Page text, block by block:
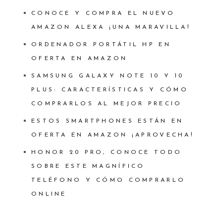
CONOCE Y COMPRA EL NUEVO
AMAZON ALEXA ¡UNA MARAVILLA!
ORDENADOR PORTÁTIL HP EN
OFERTA EN AMAZON
SAMSUNG GALAXY NOTE 10 Y 10
PLUS: CARACTERÍSTICAS Y CÓMO
COMPRARLOS AL MEJOR PRECIO
ESTOS SMARTPHONES ESTÁN EN
OFERTA EN AMAZON ¡APROVECHA!
HONOR 20 PRO, CONOCE TODO
SOBRE ESTE MAGNÍFICO
TELÉFONO Y CÓMO COMPRARLO
ONLINE